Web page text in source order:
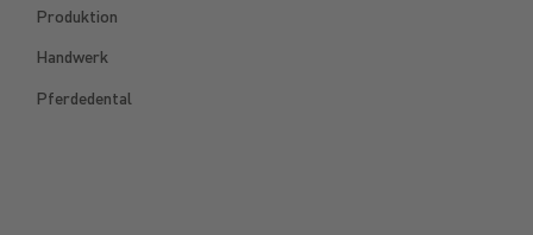
Produktion
Handwerk
Pferdedental